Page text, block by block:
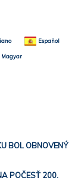
Español
Magyar
BOL OBNOVENÝ
POČESŤ 200.